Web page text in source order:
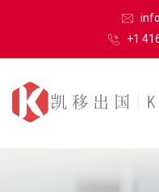
+1